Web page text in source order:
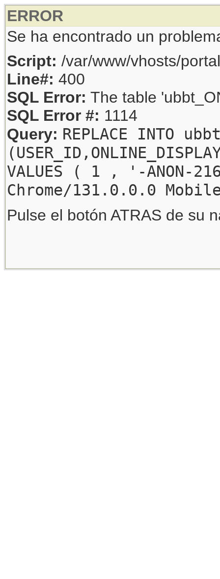
ERROR
Se ha encontrado un
Script: /var/www/vhosts/
Line#: 400
SQL Error: The table
SQL Error #: 1114
Query: REPLACE INTO
VALUES ( 1 , '-
Chrome/131.0.0.0
Pulse el botón ATRAS de su